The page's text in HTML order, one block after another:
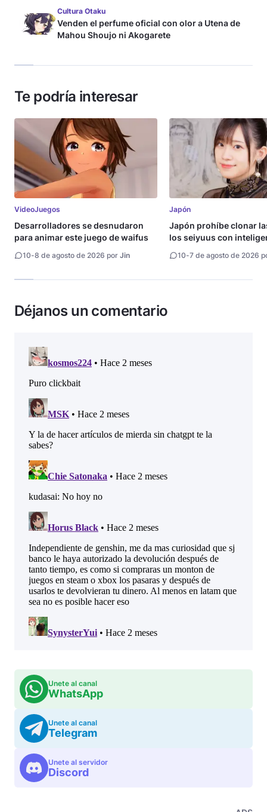
Cultura Otaku
Venden el perfume oficial con olor a Utena de
Mahou Shoujo ni Akogarete
Te podría interesar
VideoJuegos
Desarrolladores se desnudaron
para animar este juego de waifus
10-8 de agosto de 2026 por Jin
Japón
Japón prohíbe clonar
los seiyuus con
artificial
10-7 de agosto de 2026
Déjanos un comentario
Unete al canal
WhatsApp
Unete al canal
Telegram
Unete al servidor
Discord